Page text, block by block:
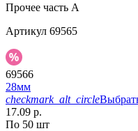
Прочее часть A
Артикул 69565
69566
28мм
checkmark_alt_circle
17.09 р.
По 50 шт